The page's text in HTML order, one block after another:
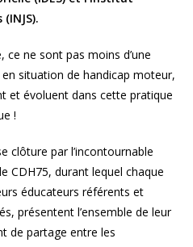
ne sont pas moins d’une
situation de handicap moteur,
et évoluent dans cette pratique
!
clôture par l’incontournable
CDH75, durant lequel chaque
éducateurs référents et
présentent l’ensemble de leur
de partage entre les